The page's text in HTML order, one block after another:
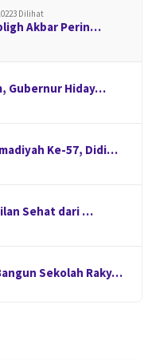
Dilihat
Akbar Perin…
Gubernur Hiday…
Ke-57, Didi…
Sehat dari …
Sekolah Raky…